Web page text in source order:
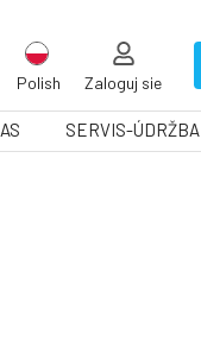
Polish Zaloguj sie
SERVIS-ÚDRŽBA